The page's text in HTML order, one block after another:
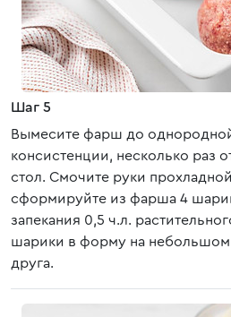
Шаг 5
Вымесите фарш до
консистенции, несколько раз
стол. Смочите руки
сформируйте из фарша 4
запекания 0,5 ч.л.
шарики в форму на небольшом
друга.